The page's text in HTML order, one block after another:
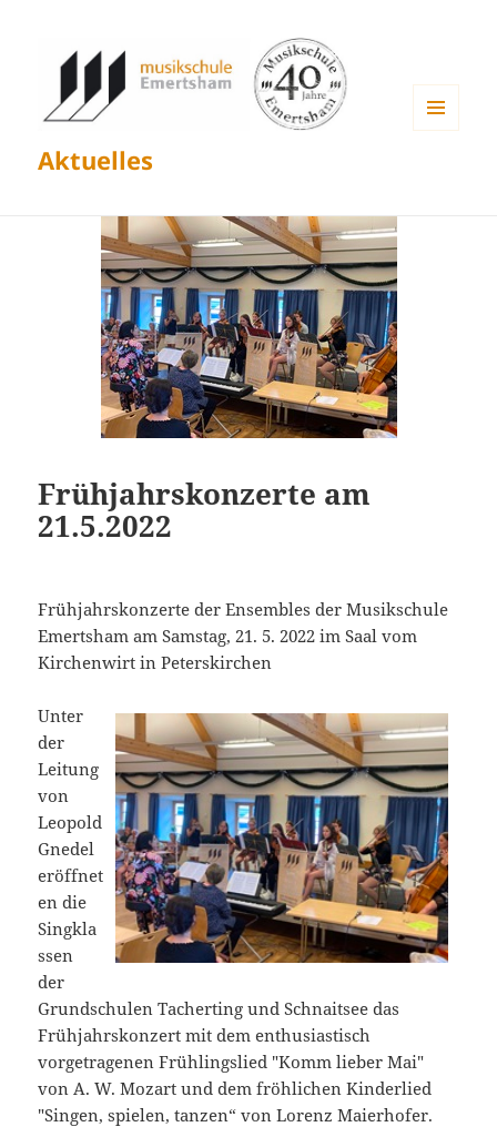
Aktuelles
Frühjahrskonzerte am
21.5.2022
Frühjahrskonzerte der Ensembles der Musikschule
Emertsham am Samstag, 21. 5. 2022 im Saal vom
Kirchenwirt in Peterskirchen
Unter
der
Leitung
von
Leopold
Gnedel
eröffnet
en die
Singkla
ssen
der
Grundschulen Tacherting und Schnaitsee das
Frühjahrskonzert mit dem enthusiastisch
vorgetragenen Frühlingslied "Komm lieber Mai"
von A. W. Mozart und dem fröhlichen Kinderlied
"Singen, spielen, tanzen“ von Lorenz Maierhofer.